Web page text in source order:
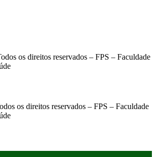
os direitos reservados – FPS – Faculdade
os direitos reservados – FPS – Faculdade